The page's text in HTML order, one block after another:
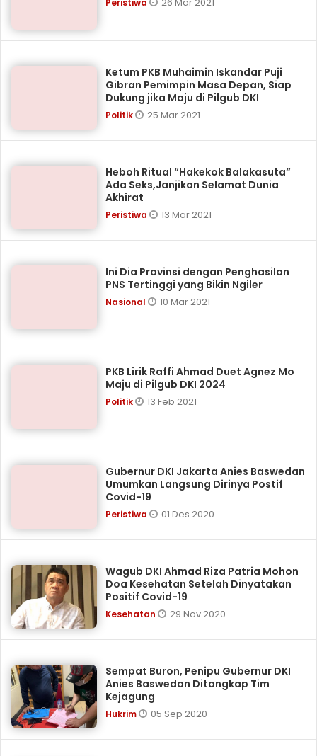
Peristiwa
Ketum PKB Muhaimin Iskandar Puji
Gibran Pemimpin Masa Depan, Siap
Dukung jika Maju di Pilgub DKI
Politik 25 Mar 2021
Heboh Ritual “Hakekok Balakasuta”
Ada Seks,Janjikan Selamat Dunia
Akhirat
Peristiwa 13 Mar 2021
Ini Dia Provinsi dengan Penghasilan
PNS Tertinggi yang Bikin Ngiler
Nasional 10 Mar 2021
PKB Lirik Raffi Ahmad Duet Agnez Mo
Maju di Pilgub DKI 2024
Politik 13 Feb 2021
Gubernur DKI Jakarta Anies Baswedan
Umumkan Langsung Dirinya Postif
Covid-19
Peristiwa 01 Des 2020
Wagub DKI Ahmad Riza Patria Mohon
Doa Kesehatan Setelah Dinyatakan
Positif Covid-19
Kesehatan 29 Nov 2020
Sempat Buron, Penipu Gubernur DKI
Anies Baswedan Ditangkap Tim
Kejagung
Hukrim 05 Sep 2020